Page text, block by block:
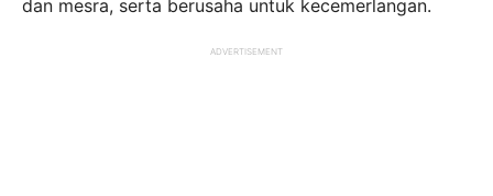
dan mesra, serta berusaha untuk kecemerlangan.
ADVERTISEMENT